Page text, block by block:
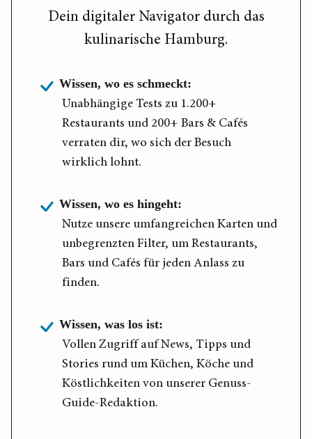
Dein digitaler Navigator durch das
kulinarische Hamburg.
Wissen, wo es schmeckt:
Unabhängige Tests zu 1.200+
Restaurants und 200+ Bars & Cafés
verraten dir, wo sich der Besuch
wirklich lohnt.
Wissen, wo es hingeht:
Nutze unsere umfangreichen Karten und
unbegrenzten Filter, um Restaurants,
Bars und Cafés für jeden Anlass zu
finden.
Wissen, was los ist:
Vollen Zugriff auf News, Tipps und
Stories rund um Küchen, Köche und
Köstlichkeiten von unserer Genuss-
Guide-Redaktion.